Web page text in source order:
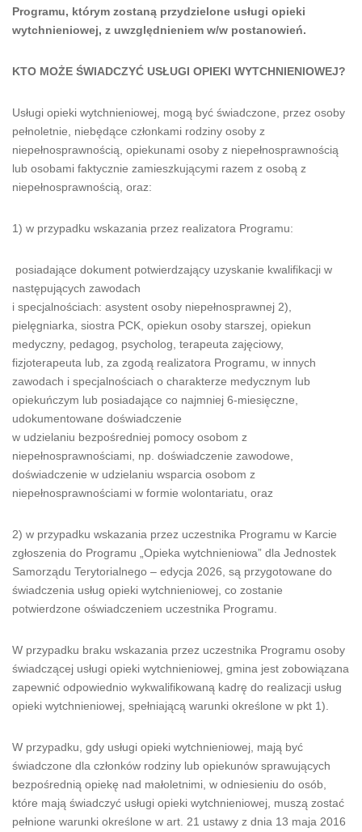
Programu, którym zostaną przydzielone usługi opieki
wytchnieniowej, z uwzględnieniem w/w postanowień.
KTO MOŻE ŚWIADCZYĆ USŁUGI OPIEKI WYTCHNIENIOWEJ?
Usługi opieki wytchnieniowej, mogą być świadczone, przez osoby
pełnoletnie, niebędące członkami rodziny osoby z
niepełnosprawnością, opiekunami osoby z niepełnosprawnością
lub osobami faktycznie zamieszkującymi razem z osobą z
niepełnosprawnością, oraz:
1) w przypadku wskazania przez realizatora Programu:
posiadające dokument potwierdzający uzyskanie kwalifikacji w
następujących zawodach
i specjalnościach: asystent osoby niepełnosprawnej 2),
pielęgniarka, siostra PCK, opiekun osoby starszej, opiekun
medyczny, pedagog, psycholog, terapeuta zajęciowy,
fizjoterapeuta lub, za zgodą realizatora Programu, w innych
zawodach i specjalnościach o charakterze medycznym lub
opiekuńczym lub posiadające co najmniej 6-miesięczne,
udokumentowane doświadczenie
w udzielaniu bezpośredniej pomocy osobom z
niepełnosprawnościami, np. doświadczenie zawodowe,
doświadczenie w udzielaniu wsparcia osobom z
niepełnosprawnościami w formie wolontariatu, oraz
2) w przypadku wskazania przez uczestnika Programu w Karcie
zgłoszenia do Programu „Opieka wytchnieniowa” dla Jednostek
Samorządu Terytorialnego – edycja 2026, są przygotowane do
świadczenia usług opieki wytchnieniowej, co zostanie
potwierdzone oświadczeniem uczestnika Programu.
W przypadku braku wskazania przez uczestnika Programu osoby
świadczącej usługi opieki wytchnieniowej, gmina jest zobowiązana
zapewnić odpowiednio wykwalifikowaną kadrę do realizacji usług
opieki wytchnieniowej, spełniającą warunki określone w pkt 1).
W przypadku, gdy usługi opieki wytchnieniowej, mają być
świadczone dla członków rodziny lub opiekunów sprawujących
bezpośrednią opiekę nad małoletnimi, w odniesieniu do osób,
które mają świadczyć usługi opieki wytchnieniowej, muszą zostać
pełnione warunki określone w art. 21 ustawy z dnia 13 maja 2016